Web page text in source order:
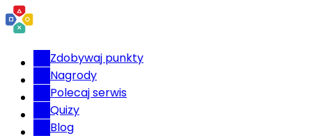
Zdobywaj punkty
Nagrody
Polecaj serwis
Quizy
Blog